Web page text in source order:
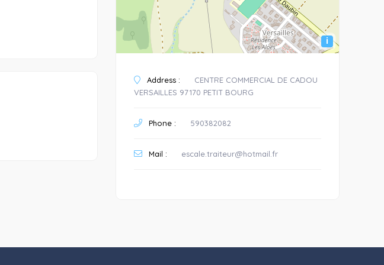
i
Address :
CENTRE COMMERCIAL DE CADOU
VERSAILLES 97170 PETIT BOURG
Phone : 590382082
Mail : escale.traiteur@hotmail.fr